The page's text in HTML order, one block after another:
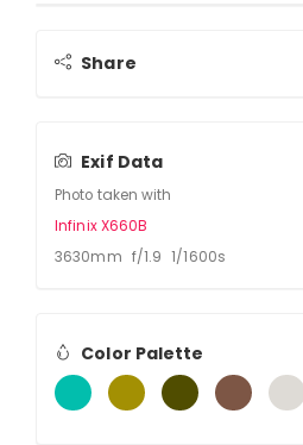
Share
Exif Data
Photo taken with
Infinix X660B
3630mm f/1.9 1/1600s
Color Palette